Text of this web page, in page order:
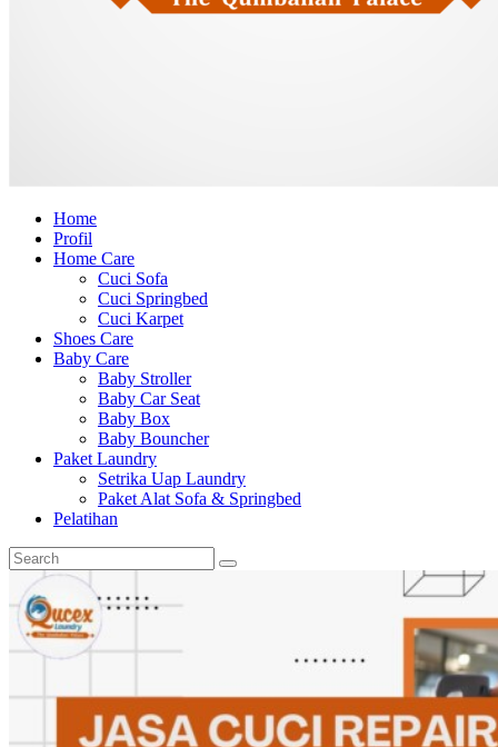
Home
Profil
Home Care
Cuci Sofa
Cuci Springbed
Cuci Karpet
Shoes Care
Baby Care
Baby Stroller
Baby Car Seat
Baby Box
Baby Bouncher
Paket Laundry
Setrika Uap Laundry
Paket Alat Sofa & Springbed
Pelatihan